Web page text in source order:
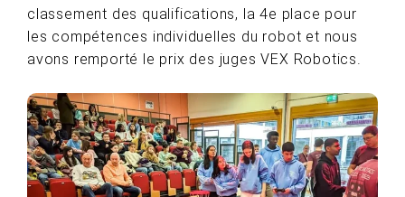
classement des qualifications, la 4e place pour
les compétences individuelles du robot et nous
avons remporté le prix des juges VEX Robotics.